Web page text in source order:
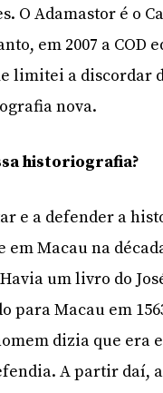
O Adamastor é o
em 2007 a
limitei a discordar
nova.
historiografia?
e a defender a
em Macau na
um livro do
para Macau em
dizia que era
A partir daí,